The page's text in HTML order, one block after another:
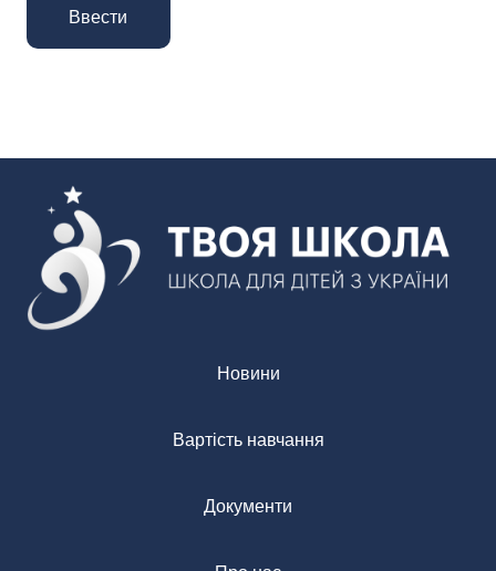
Новини
Вартість навчання
Документи